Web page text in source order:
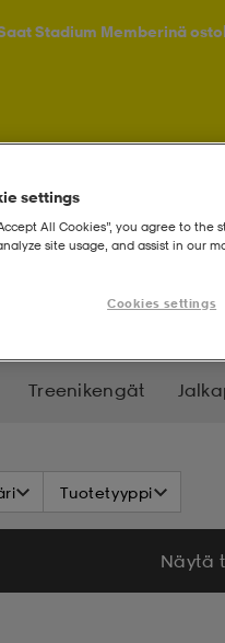
Stadium Memberinä
Treenikengät
Tuotetyyppi
Näytä
settings
All Cookies”, you agree to
site usage, and assist in our
Cookies settings